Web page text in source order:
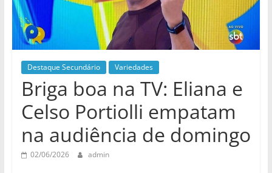
Destaque Secundário Variedades
Briga boa na TV: Eliana e
Celso Portiolli empatam
na audiência de domingo
02/06/2026 admin